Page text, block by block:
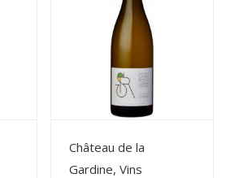
View Details
Château de la
Gardine, Vins